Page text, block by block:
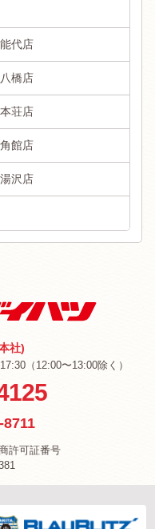
能代店
八橋店
本荘店
角館店
湯沢店
社)
（12:00〜13:00除く）
許可証番号